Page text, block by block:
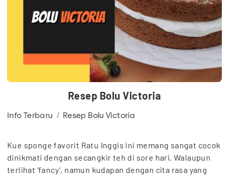
Resep Bolu Victoria
Info Terbaru Resep Bolu Victoria
Kue sponge favorit Ratu Inggis ini memang sangat cocok
dinikmati dengan secangkir teh di sore hari. Walaupun
terlihat ‘fancy’, namun kudapan dengan cita rasa yang